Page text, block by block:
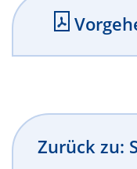
Zurück zu: